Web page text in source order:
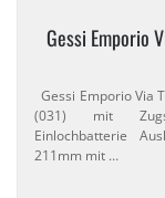
Gessi Emporio
Gessi Emporio Via
(031) mit
Einlochbatterie
211mm mit …